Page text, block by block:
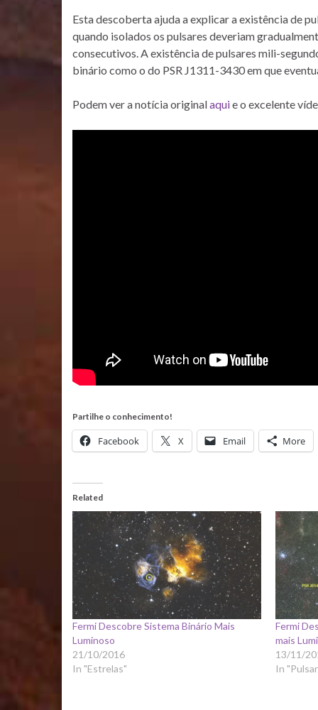
Esta descoberta ajuda a explicar a existência de
quando isolados os pulsares deveriam
consecutivos. A existência de pulsares mili-
binário como o do PSR J1311-3430 em que
Podem ver a notícia originalaquie o excelente
Partilhe o conhecimento!
Facebook X Email More
Related
Fermi Descobre Sistema Binário Mais
Luminoso
21/10/2016
In "Estrelas"
Fermi
mais
13/11/
In